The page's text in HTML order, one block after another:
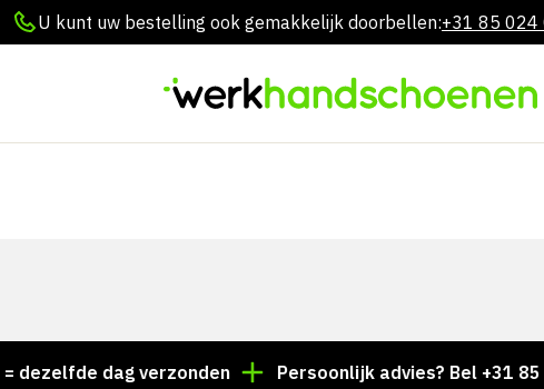
U kunt uw bestelling ook gemakkelijk doorbellen:+31 85 024
dag verzonden Persoonlijk advies? Bel +31 85 024